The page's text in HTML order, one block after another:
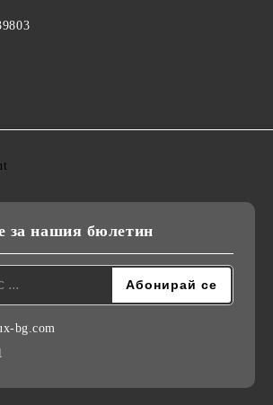
за нашия бюлетин
bg.com